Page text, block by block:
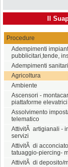
Il
Procedure
Adempimenti
pubblicitari,tende,
Adempimenti sanitari
Agricoltura
Ambiente
Ascensori -
piattaforme elevatrici
Assolvimento
telematico
AttivitÃ artigianali -
servizi
AttivitÃ di
tatuaggio-piercing-
AttivitÃ di deposito/